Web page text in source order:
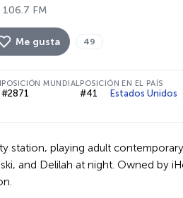
106.7 FM
Me gusta 49
POSICIÓN MUNDIAL
#2871
POSICIÓN EN EL PAÍS
#41 Estados Unidos
station, playing adult
and Delilah at night. Owned by